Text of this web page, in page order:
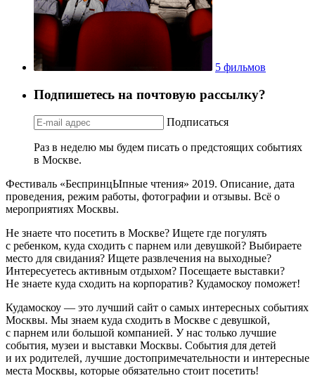
5 фильмов
Подпишетесь на почтовую рассылку?
Подписаться
Раз в неделю мы будем писать о предстоящих событиях
в Москве.
Фестиваль «БеспринцЫпные чтения» 2019. Описание, дата
проведения, режим работы, фотографии и отзывы. Всё о
мероприятиях Москвы.
Не знаете что посетить в Москве? Ищете где погулять
с ребенком, куда сходить с парнем или девушкой? Выбираете
место для свидания? Ищете развлечения на выходные?
Интересуетесь активным отдыхом? Посещаете выставки?
Не знаете куда сходить на корпоратив? Кудамоскоу поможет!
Кудамоскоу — это лучший сайт о самых интересных событиях
Москвы. Мы знаем куда сходить в Москве с девушкой,
с парнем или большой компанией. У нас только лучшие
события, музеи и выставки Москвы. События для детей
и их родителей, лучшие достопримечательности и интересные
места Москвы, которые обязательно стоит посетить!